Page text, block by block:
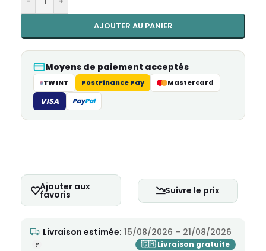
AJOUTER AU PANIER
Moyens de paiement acceptés
TWINT PostFinance Pay Mastercard
VISA PayPal
Ajouter aux
favoris Suivre le prix
Livraison estimée: 15/08/2026 – 21/08/2026